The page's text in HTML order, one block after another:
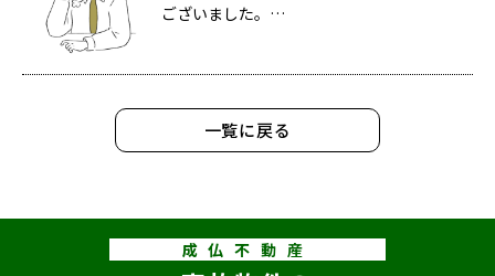
ございました。…
一覧に戻る
成仏不動産